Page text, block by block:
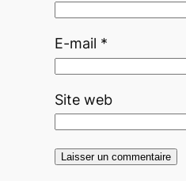
E-mail *
Site web